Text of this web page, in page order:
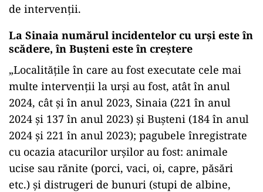
de intervenții.
La Sinaia numărul incidentelor cu urși este în
scădere, în Bușteni este în creștere
„Localitățile în care au fost executate cele mai
multe intervenții la urși au fost, atât în anul
2024, cât și în anul 2023, Sinaia (221 în anul
2024 și 137 în anul 2023) și Bușteni (184 în anul
2024 și 221 în anul 2023); pagubele înregistrate
cu ocazia atacurilor urșilor au fost: animale
ucise sau rănite (porci, vaci, oi, capre, păsări
etc.) și distrugeri de bunuri (stupi de albine,